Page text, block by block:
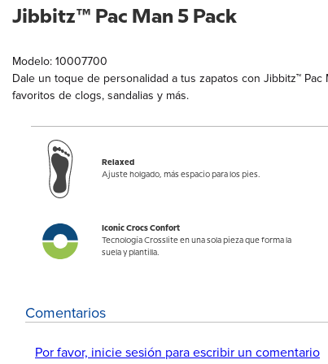
Jibbitz™ Pac Man 5 Pack
Modelo: 10007700
Dale un toque de personalidad a tus zapatos con Jibbitz™
favoritos de clogs, sandalias y más.
Relaxed
Ajuste holgado, más espacio para los pies.
Iconic Crocs Confort
Tecnología Crosslite en una sola pieza que forma la
suela y plantilla.
Comentarios
Por favor, inicie sesión para escribir un comentario